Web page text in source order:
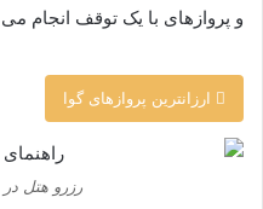
و پروازهای با یک توقف انجام
ارزانترین پروازهای گوا
رزرو هتل در